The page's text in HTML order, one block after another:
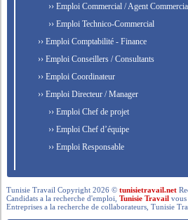
›› Emploi Commercial / Agent
›› Emploi Technico-Commercial
›› Emploi Comptabilité - Finance
›› Emploi Conseillers / Consultants
›› Emploi Coordinateur
›› Emploi Directeur / Manager
›› Emploi Chef de projet
›› Emploi Chef d’équipe
›› Emploi Responsable
Tunisie Travail Copyright 2026 ©tunisietravail.net
Candidats a la recherche d'emploi,Tunisie Travail vous
Entreprises a la recherche de collaborateurs, Tunisie